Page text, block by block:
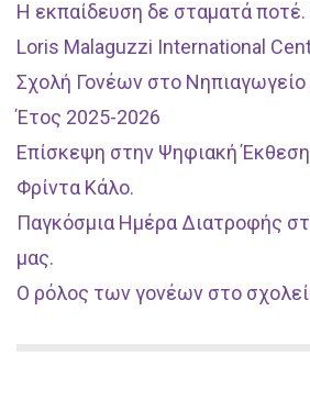
Η εκπαίδευση δε σταματά
Loris Malaguzzi International
Σχολή Γονέων στο Νηπιαγωγείο
Έτος 2025-2026
Επίσκεψη στην Ψηφιακή
Φρίντα Κάλο.
Παγκόσμια Ημέρα Διατροφής
μας.
Ο ρόλος των γονέων στο